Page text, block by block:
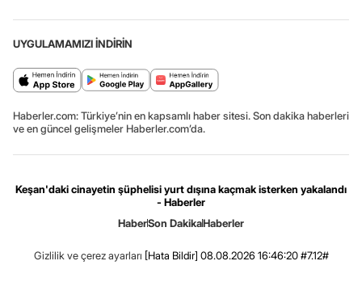
UYGULAMAMIZI İNDİRİN
Haberler.com: Türkiye’nin en kapsamlı haber sitesi. Son dakika haberleri
ve en güncel gelişmeler Haberler.com’da.
Keşan'daki cinayetin şüphelisi yurt dışına kaçmak isterken yakalandı
- Haberler
HaberSon DakikaHaberler
Gizlilik ve çerez ayarları [Hata Bildir] 08.08.2026 16:46:20 #7.12#